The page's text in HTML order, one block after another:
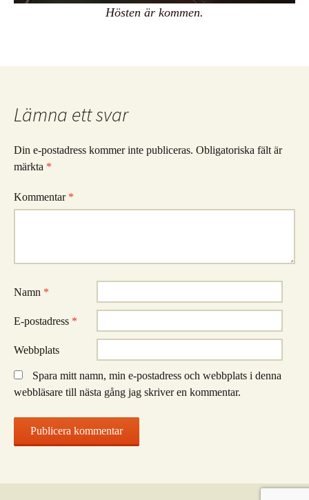
Hösten är kommen.
Lämna ett svar
Din e-postadress kommer inte publiceras. Obligatoriska fält är
märkta *
Kommentar *
Namn *
E-postadress *
Webbplats
Spara mitt namn, min e-postadress och webbplats i denna
webbläsare till nästa gång jag skriver en kommentar.